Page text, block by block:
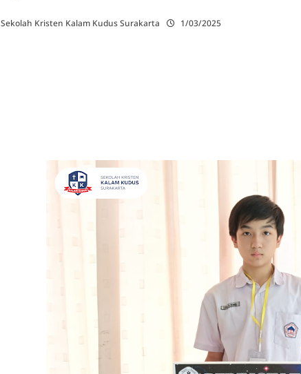
Sekolah Kristen Kalam Kudus Surakarta 1/03/2025